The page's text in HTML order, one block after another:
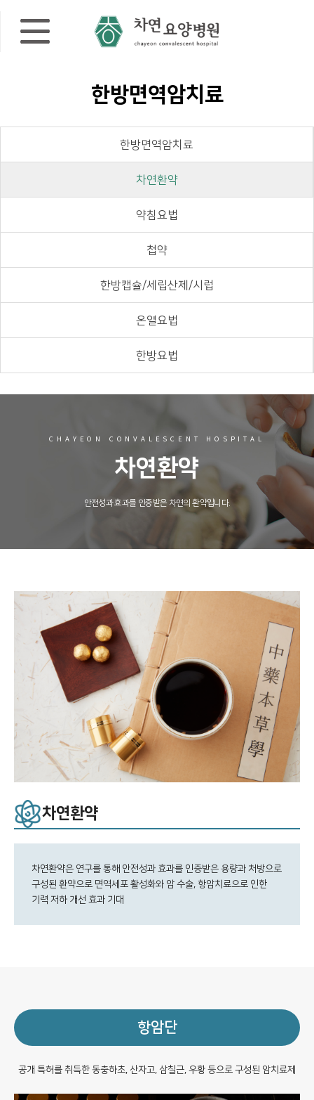
한방면역암치료
한방면역암치료
차연환약
약침요법
첩약
한방캡슐/세립산제/시럽
온열요법
한방요법
CHAYEON CONVALESCENT HOSPITAL
차연환약
안전성과 효과를 인증받은 차연의 환약입니다.
차연환약
차연환약은 연구를 통해 안전성과 효과를 인증받은 용량과 처방으로
구성된 환약으로 면역세포 활성화와 암 수술, 항암치료으로 인한
기력 저하 개선 효과 기대
항암단
공개 특허를 취득한 동충하초, 산자고, 삼칠근, 우황 등으로 구성된 암치료제